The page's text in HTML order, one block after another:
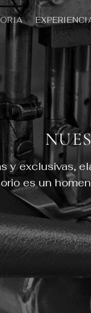
y exclusivas,
es un